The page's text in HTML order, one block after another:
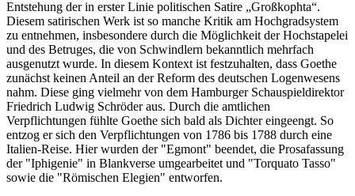
Entstehung der in erster Linie politischen Satire „Großkophta“.
Diesem satirischen Werk ist so manche Kritik am Hochgradsystem
zu entnehmen, insbesondere durch die Möglichkeit der Hochstapelei
und des Betruges, die von Schwindlern bekanntlich mehrfach
ausgenutzt wurde. In diesem Kontext ist festzuhalten, dass Goethe
zunächst keinen Anteil an der Reform des deutschen Logenwesens
nahm. Diese ging vielmehr von dem Hamburger Schauspieldirektor
Friedrich Ludwig Schröder aus. Durch die amtlichen
Verpflichtungen fühlte Goethe sich bald als Dichter eingeengt. So
entzog er sich den Verpflichtungen von 1786 bis 1788 durch eine
Italien-Reise. Hier wurden der "Egmont" beendet, die Prosafassung
der "Iphigenie" in Blankverse umgearbeitet und "Torquato Tasso"
sowie die "Römischen Elegien" entworfen.